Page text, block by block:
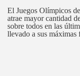
El Juegos Olímpicos
atrae mayor cantidad
sobre todos en las
llevado a sus máximas